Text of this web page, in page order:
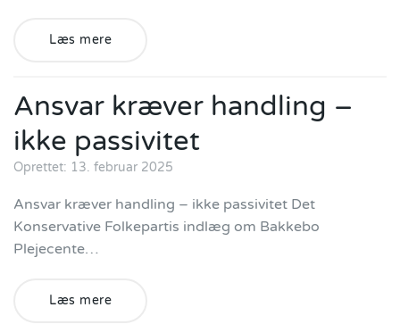
Læs mere
Ansvar kræver handling –
ikke passivitet
Oprettet: 13. februar 2025
Ansvar kræver handling – ikke passivitet Det
Konservative Folkepartis indlæg om Bakkebo
Plejecente…
Læs mere